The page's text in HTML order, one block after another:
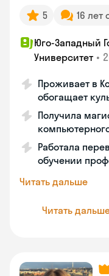
5 16 лет
Юго-Западный
Университет •
Проживает в
обогащает
Получила
Работала
обучении
Читать дальше
Читать